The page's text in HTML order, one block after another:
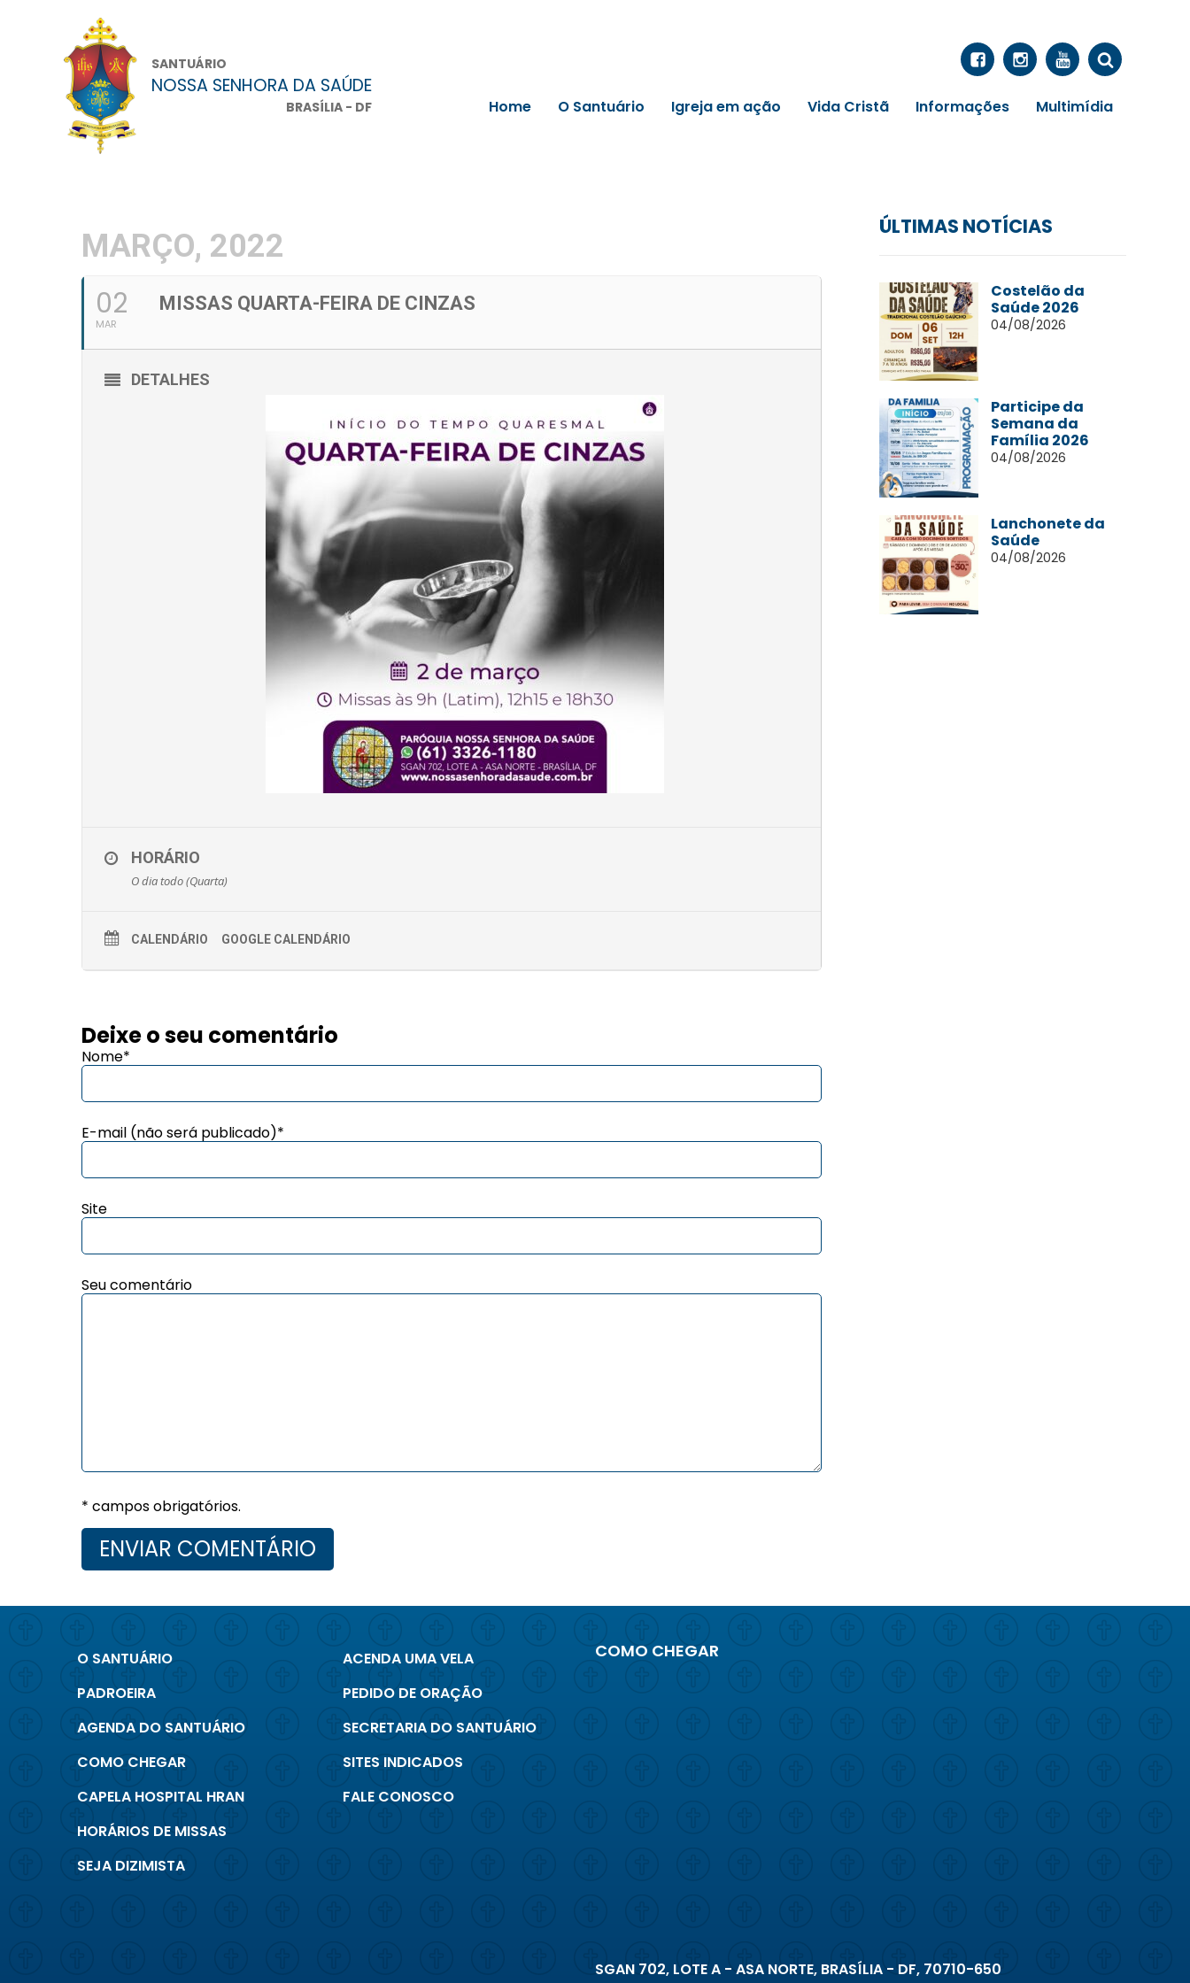
SANTUÁRIO
NOSSA SENHORA DA SAÚDE
BRASÍLIA - DF Home O Santuário Igreja em ação Vida Cristã Informações Multimídia
MARÇO, 2022
02
MAR
MISSAS QUARTA-FEIRA DE CINZAS
DETALHES
HORÁRIO
O dia todo (Quarta)
CALENDÁRIO GOOGLE CALENDÁRIO
Deixe o seu comentário
Nome*
E-mail (não será publicado)*
Site
Seu comentário
* campos obrigatórios.
ÚLTIMAS NOTÍCIAS
Costelão da
Saúde 2026
04/08/2026
Participe da
Semana da
Família 2026
04/08/2026
Lanchonete da
Saúde
04/08/2026
O SANTUÁRIO
PADROEIRA
AGENDA DO SANTUÁRIO
COMO CHEGAR
CAPELA HOSPITAL HRAN
HORÁRIOS DE MISSAS
SEJA DIZIMISTA
ACENDA UMA VELA
PEDIDO DE ORAÇÃO
SECRETARIA DO SANTUÁRIO
SITES INDICADOS
FALE CONOSCO
COMO CHEGAR
SGAN 702, LOTE A - ASA NORTE, BRASÍLIA - DF, 70710-650